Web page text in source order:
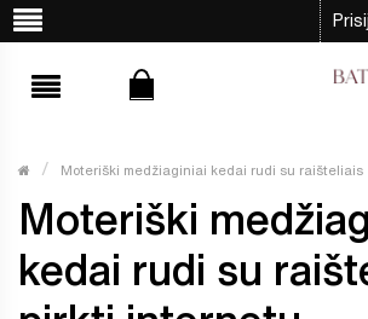
Moteriški medžiaginiai kedai rudi su raišteliais
Moteriški
kedai rudi su